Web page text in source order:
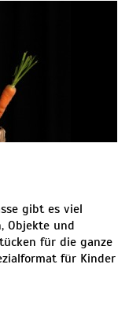
gibt es viel
Objekte und
für die ganze
für Kinder